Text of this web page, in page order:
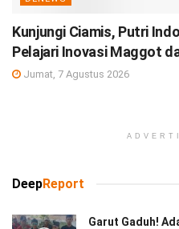
Kunjungi Ciamis, Putri
Pelajari Inovasi Maggot
Jumat, 7 Agustus 2026
DeepReport
Garut Gaduh!